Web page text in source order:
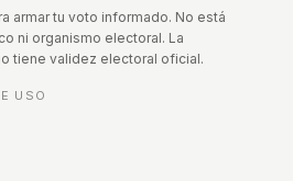
armar tu voto informado. No está
ni organismo electoral. La
tiene validez electoral oficial.
USO